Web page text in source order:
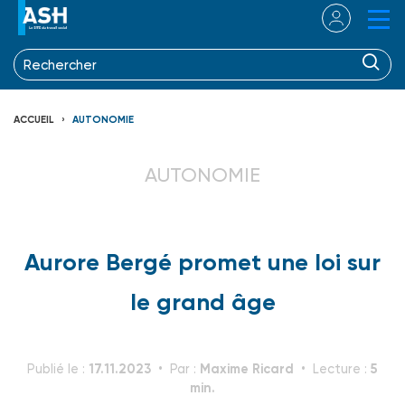
ACCUEIL AUTONOMIE
AUTONOMIE
Aurore Bergé promet une loi sur
le grand âge
Publié le : 17.11.2023 Par : Maxime Ricard Lecture : 5
min.